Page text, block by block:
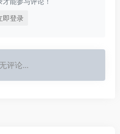
即登录
评论...